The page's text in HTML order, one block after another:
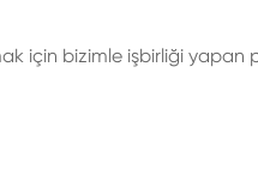
için bizimle işbirliği yapan